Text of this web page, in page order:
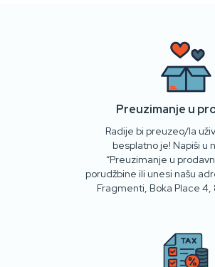
Preuzimanje u
Radije bi preuzeo/la
besplatno je! Napiši u
“Preuzimanje u
porudžbine ili unesi našu
Fragmenti, Boka Place